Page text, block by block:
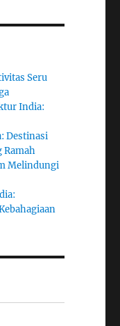
Seru
India:
Destinasi
Ramah
Melindungi